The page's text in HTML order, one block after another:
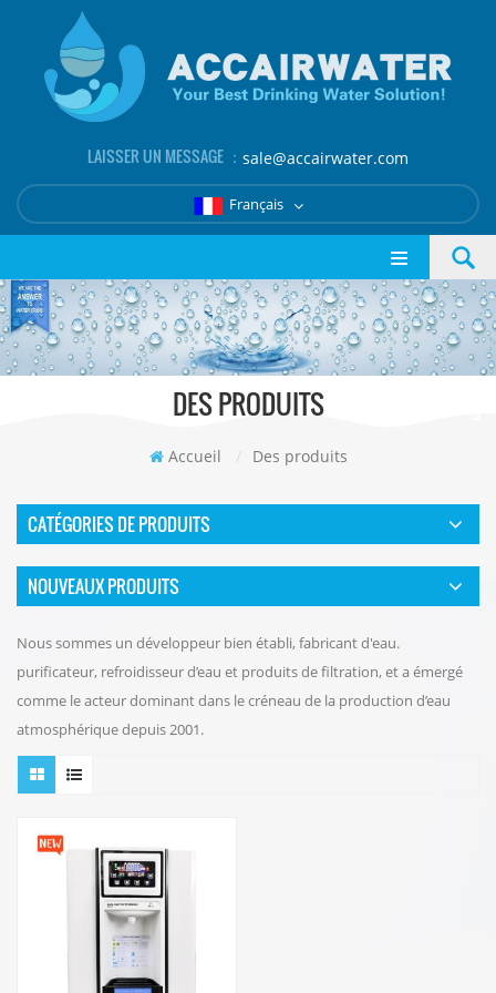
LAISSER UN MESSAGE ： sale@accairwater.com
Français
DES PRODUITS
Accueil / Des produits
CATÉGORIES DE PRODUITS
NOUVEAUX PRODUITS
Nous sommes un développeur bien établi, fabricant d'eau.
purificateur, refroidisseur d’eau et produits de filtration, et a émergé
comme le acteur dominant dans le créneau de la production d’eau
atmosphérique depuis 2001.